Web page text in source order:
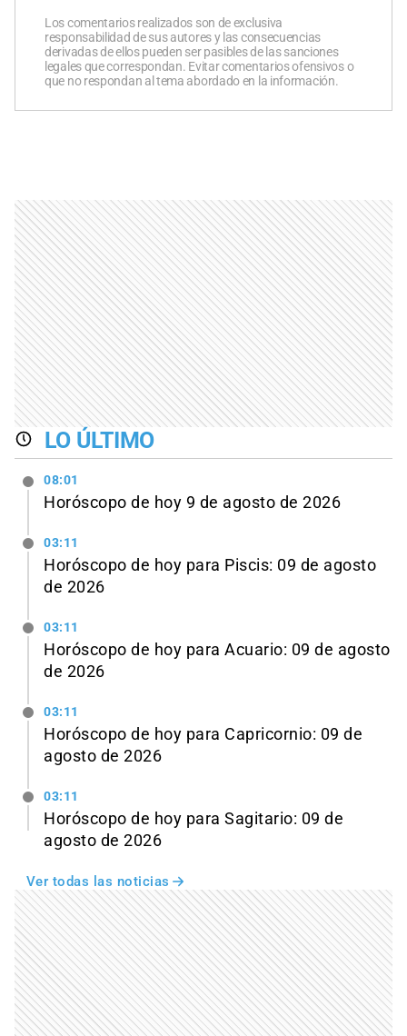
Los comentarios realizados son de exclusiva
responsabilidad de sus autores y las consecuencias
derivadas de ellos pueden ser pasibles de las sanciones
legales que correspondan. Evitar comentarios ofensivos o
que no respondan al tema abordado en la información.
LO ÚLTIMO
08:01
Horóscopo de hoy 9 de agosto de 2026
03:11
Horóscopo de hoy para Piscis: 09 de agosto
de 2026
03:11
Horóscopo de hoy para Acuario: 09 de agosto
de 2026
03:11
Horóscopo de hoy para Capricornio: 09 de
agosto de 2026
03:11
Horóscopo de hoy para Sagitario: 09 de
agosto de 2026
Ver todas las noticias